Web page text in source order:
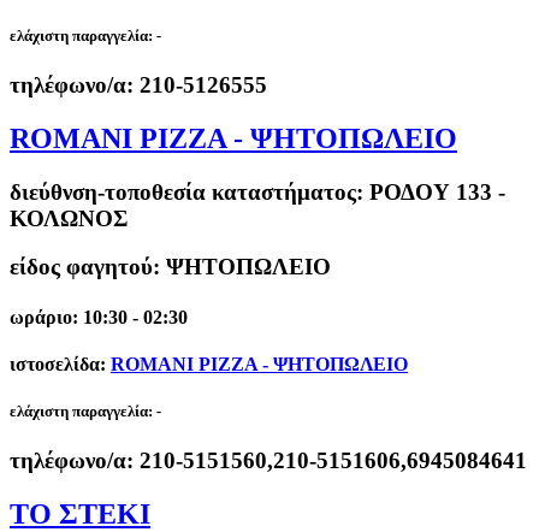
ελάχιστη παραγγελία: -
τηλέφωνο/α: 210-5126555
ROMANI PIZZA - ΨΗΤΟΠΩΛΕΙΟ
διεύθνση-τοποθεσία καταστήματος: ΡΟΔΟΥ 133 -
ΚΟΛΩΝΟΣ
είδος φαγητού: ΨΗΤΟΠΩΛΕΙΟ
ωράριο: 10:30 - 02:30
ιστοσελίδα: ROMANI PIZZA - ΨΗΤΟΠΩΛΕΙΟ
ελάχιστη παραγγελία: -
τηλέφωνο/α: 210-5151560,210-5151606,6945084641
ΤΟ ΣΤΕΚΙ